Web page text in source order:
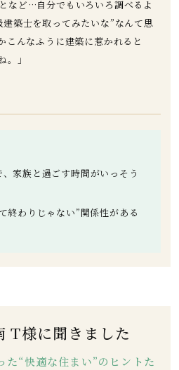
など…自分でもいろいろ調べるよ
築士を取ってみたいな”なんて思
こんなふうに建築に惹かれると
」
、家族と過ごす時間がいっそう
終わりじゃない”関係性がある
T様に聞きました
“快適な住まい”のヒントた